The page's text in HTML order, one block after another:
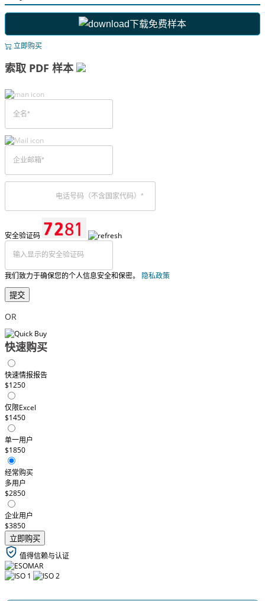
下载免费样本
立即购买
索取 PDF 样本
安全验证码
我们致力于确保您的个人信息安全和保密。 隐私政策
提交
OR
快速购买
快速情报报告
$1250
仅限Excel
$1450
单一用户
$1850
经常购买
多用户
$2850
企业用户
$3850
立即购买
值得信赖与认证